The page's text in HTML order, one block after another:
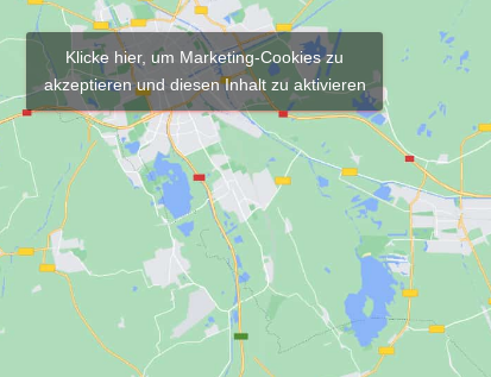
Klicke hier, um Marketing-Cookies zu
akzeptieren und diesen Inhalt zu aktivieren